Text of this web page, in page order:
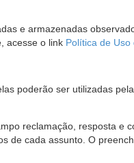
e armazenadas
acesse o link Política de Uso
poderão ser utilizadas
reclamação, resposta e
de cada assunto. O